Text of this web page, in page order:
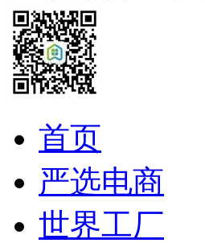
首页
严选电商
世界工厂